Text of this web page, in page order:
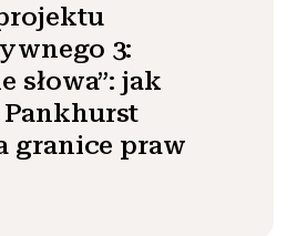
3:
słowa”: jak
granice praw